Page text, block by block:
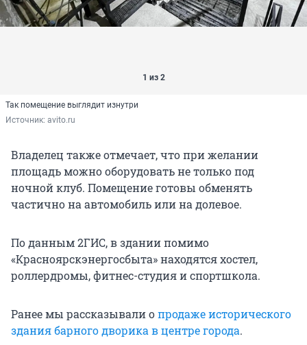
1 из 2
Так помещение выглядит изнутри
Источник: avito.ru
Владелец также отмечает, что при желании
площадь можно оборудовать не только под
ночной клуб. Помещение готовы обменять
частично на автомобиль или на долевое.
По данным 2ГИС, в здании помимо
«Красноярскэнергосбыта» находятся хостел,
роллердромы, фитнес-студия и спортшкола.
Ранее мы рассказывали опродаже исторического
здания барного дворика в центре города.